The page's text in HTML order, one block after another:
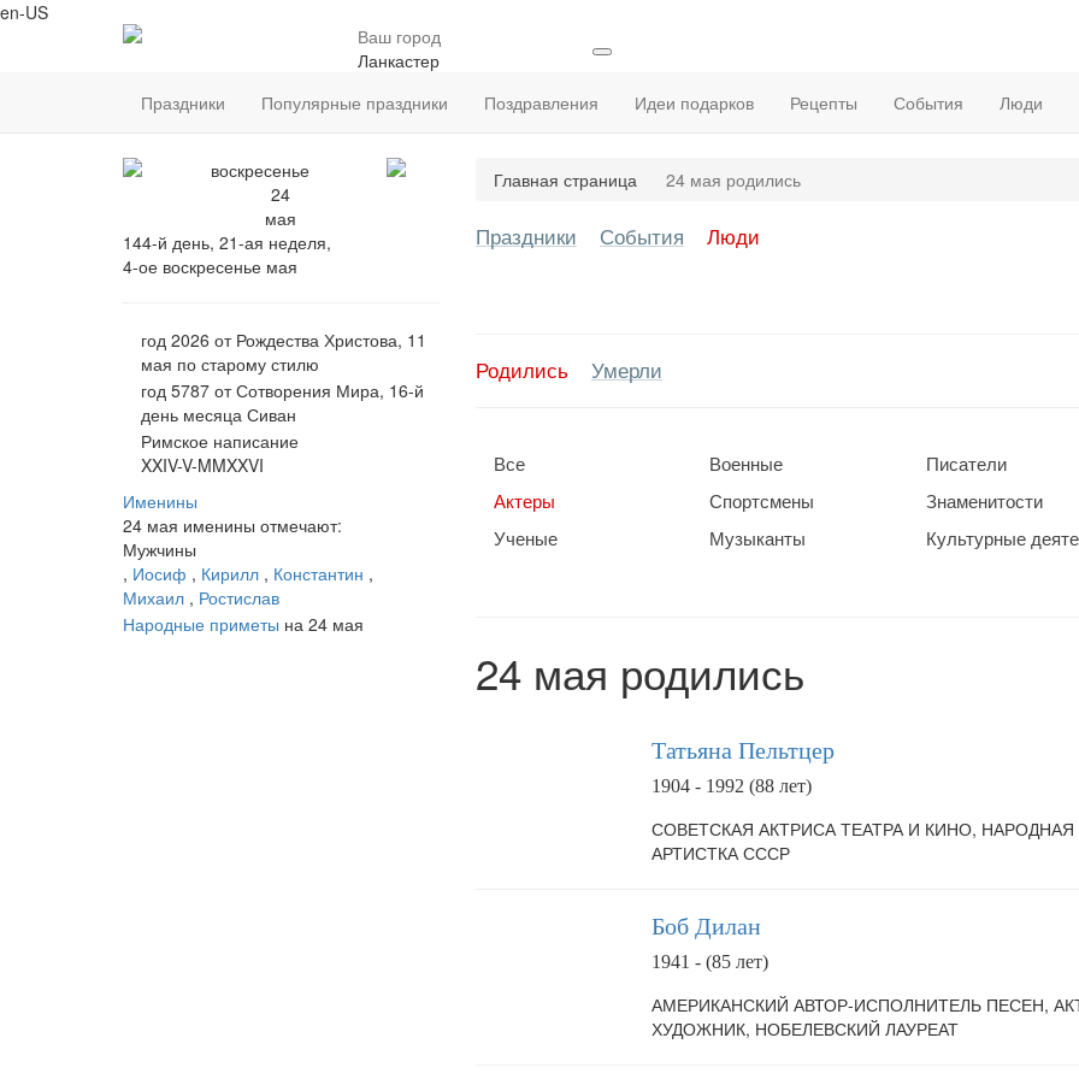
en-US
Ваш город
Ланкастер
Праздники
Популярные праздники Поздравления Идеи подарков Рецепты События Люди
воскресенье
24
мая
144-й день, 21-ая неделя,
4-ое воскресенье мая
год 2026 от Рождества Христова, 11
мая по старому стилю
год 5787 от Сотворения Мира, 16-й
день месяца Сиван
Римское написание
XXIV-V-MMXXVI
Именины
24 мая именины отмечают:
Мужчины
, Иосиф , Кирилл , Константин ,
Михаил , Ростислав
Народные приметы на 24 мая
Главная страница 24 мая родились
Праздники События Люди
Родились Умерли
Все
Актеры
Ученые
Военные
Спортсмены
Музыканты
Писатели
Знаменитости
Культурные
24 мая родились
Татьяна Пельтцер
1904 - 1992 (88 лет)
СОВЕТСКАЯ АКТРИСА ТЕАТРА И КИНО, НАРОДНАЯ
АРТИСТКА СССР
Боб Дилан
1941 - (85 лет)
АМЕРИКАНСКИЙ АВТОР-ИСПОЛНИТЕЛЬ ПЕСЕН,
ХУДОЖНИК, НОБЕЛЕВСКИЙ ЛАУРЕАТ